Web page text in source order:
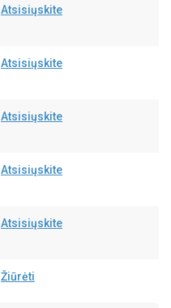
Atsisiųskite
Atsisiųskite
Atsisiųskite
Atsisiųskite
Atsisiųskite
Žiūrėti